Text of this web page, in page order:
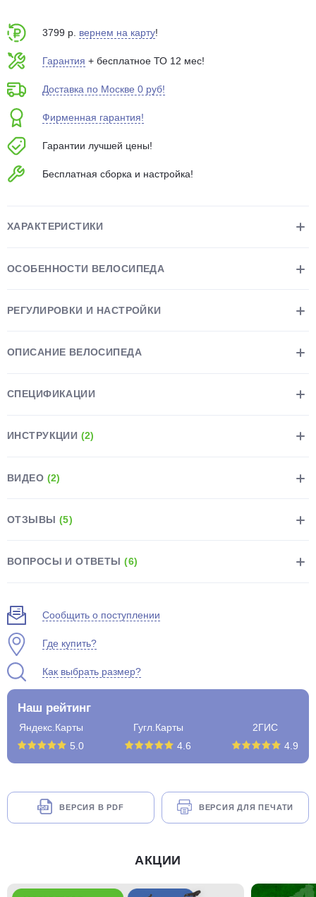
3799 р. вернем на карту!
Гарантия + бесплатное ТО 12 мес!
Доставка по Москве 0 руб!
Фирменная гарантия!
Гарантии лучшей цены!
Бесплатная сборка и настройка!
ХАРАКТЕРИСТИКИ
ОСОБЕННОСТИ ВЕЛОСИПЕДА
РЕГУЛИРОВКИ И НАСТРОЙКИ
ОПИСАНИЕ ВЕЛОСИПЕДА
СПЕЦИФИКАЦИИ
ИНСТРУКЦИИ (2)
ВИДЕО (2)
ОТЗЫВЫ (5)
ВОПРОСЫ И ОТВЕТЫ(6)
Сообщить о поступлении
Где купить?
Как выбрать размер?
Наш рейтинг
Яндекс.Карты
5.0
Гугл.Карты
4.6
2ГИС
4.9
ВЕРСИЯ В PDF ВЕРСИЯ ДЛЯ ПЕЧАТИ
АКЦИИ
Подробнее
Остались вопросы?
plait.ru